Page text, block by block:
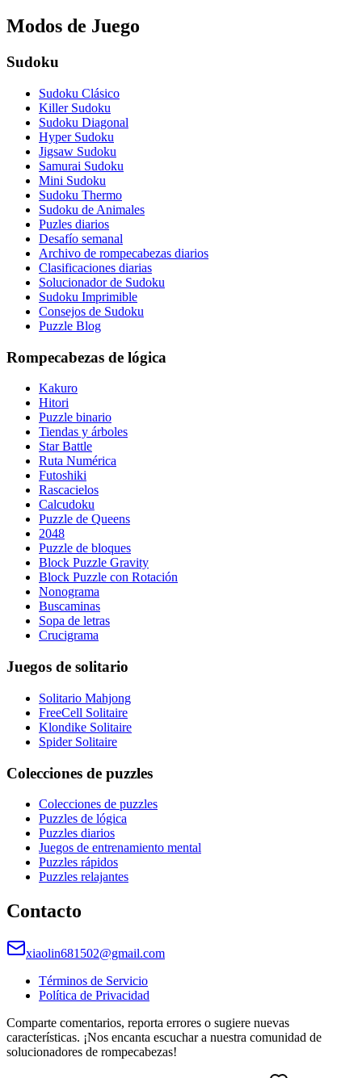
Modos de Juego
Sudoku
Sudoku Clásico
Killer Sudoku
Sudoku Diagonal
Hyper Sudoku
Jigsaw Sudoku
Samurai Sudoku
Mini Sudoku
Sudoku Thermo
Sudoku de Animales
Puzles diarios
Desafío semanal
Archivo de rompecabezas diarios
Clasificaciones diarias
Solucionador de Sudoku
Sudoku Imprimible
Consejos de Sudoku
Puzzle Blog
Rompecabezas de lógica
Kakuro
Hitori
Puzzle binario
Tiendas y árboles
Star Battle
Ruta Numérica
Futoshiki
Rascacielos
Calcudoku
Puzzle de Queens
2048
Puzzle de bloques
Block Puzzle Gravity
Block Puzzle con Rotación
Nonograma
Buscaminas
Sopa de letras
Crucigrama
Juegos de solitario
Solitario Mahjong
FreeCell Solitaire
Klondike Solitaire
Spider Solitaire
Colecciones de puzzles
Colecciones de puzzles
Puzzles de lógica
Puzzles diarios
Juegos de entrenamiento mental
Puzzles rápidos
Puzzles relajantes
Contacto
xiaolin681502@gmail.com
Términos de Servicio
Política de Privacidad
Comparte comentarios, reporta errores o sugiere nuevas
características. ¡Nos encanta escuchar a nuestra comunidad de
solucionadores de rompecabezas!